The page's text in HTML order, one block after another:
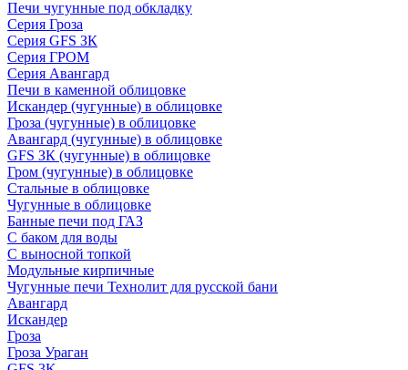
Печи чугунные под обкладку
Серия Гроза
Серия GFS ЗК
Серия ГРОМ
Серия Авангард
Печи в каменной облицовке
Искандер (чугунные) в облицовке
Гроза (чугунные) в облицовке
Авангард (чугунные) в облицовке
GFS ЗК (чугунные) в облицовке
Гром (чугунные) в облицовке
Стальные в облицовке
Чугунные в облицовке
Банные печи под ГАЗ
С баком для воды
С выносной топкой
Модульные кирпичные
Чугунные печи Технолит для русской бани
Авангард
Искандер
Гроза
Гроза Ураган